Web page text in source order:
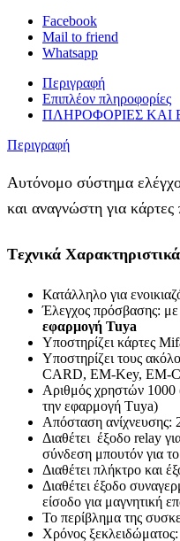
Facebook
Mail to friend
Whatsapp
Περιγραφή
Επιπλέον πληροφορίες
ΠΛΗΡΟΦΟΡΙΕΣ ΚΑΙ
Περιγραφή
Αυτόνομο σύστημα
και αναγνώστη για
Tεχνικά Χαρακτηριστικά
Κατάλληλο για
Έλεγχος πρόσβασης:
εφαρμογή Tuya
Υποστηρίζει κάρτες
Υποστηρίζει τους
CARD, EM-Key, EM-
Αριθμός χρηστών 1000
την εφαρμογή Τuya)
Απόσταση ανίχνευσης:
Διαθέτει έξoδο relay
σύνδεση μπουτόν για
Διαθέτει πλήκτρο και
Διαθέτει έξοδο
είσοδο για μαγνητική
Το περίβλημα της
Χρόνος